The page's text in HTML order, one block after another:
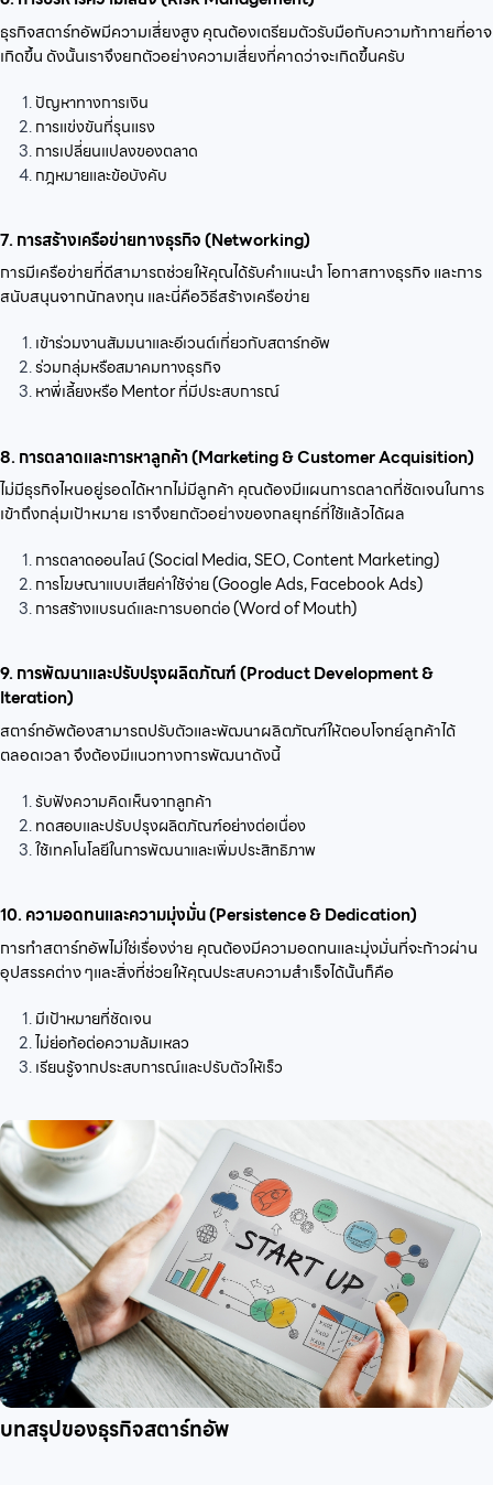
ธุรกิจสตาร์ทอัพมีความเสี่ยงสูง คุณต้องเตรียมตัวรับมือกับความท้าทายที่อาจ
เกิดขึ้น ดังนั้นเราจึงยกตัวอย่างความเสี่ยงที่คาดว่าจะเกิดขึ้นครับ
ปัญหาทางการเงิน
การแข่งขันที่รุนแรง
การเปลี่ยนแปลงของตลาด
กฎหมายและข้อบังคับ
7. การสร้างเครือข่ายทางธุรกิจ (Networking)
การมีเครือข่ายที่ดีสามารถช่วยให้คุณได้รับคำแนะนำ โอกาสทางธุรกิจ และการ
สนับสนุนจากนักลงทุน และนี่คือวิธีสร้างเครือข่าย
เข้าร่วมงานสัมมนาและอีเวนต์เกี่ยวกับสตาร์ทอัพ
ร่วมกลุ่มหรือสมาคมทางธุรกิจ
หาพี่เลี้ยงหรือ Mentor ที่มีประสบการณ์
8. การตลาดและการหาลูกค้า (Marketing & Customer Acquisition)
ไม่มีธุรกิจไหนอยู่รอดได้หากไม่มีลูกค้า คุณต้องมีแผนการตลาดที่ชัดเจนในการ
เข้าถึงกลุ่มเป้าหมาย เราจึงยกตัวอย่างของกลยุทธ์ที่ใช้แล้วได้ผล
การตลาดออนไลน์ (Social Media, SEO, Content Marketing)
การโฆษณาแบบเสียค่าใช้จ่าย (Google Ads, Facebook Ads)
การสร้างแบรนด์และการบอกต่อ (Word of Mouth)
9. การพัฒนาและปรับปรุงผลิตภัณฑ์ (Product Development &
Iteration)
สตาร์ทอัพต้องสามารถปรับตัวและพัฒนาผลิตภัณฑ์ให้ตอบโจทย์ลูกค้าได้
ตลอดเวลา จึงต้องมีแนวทางการพัฒนาดังนี้
รับฟังความคิดเห็นจากลูกค้า
ทดสอบและปรับปรุงผลิตภัณฑ์อย่างต่อเนื่อง
ใช้เทคโนโลยีในการพัฒนาและเพิ่มประสิทธิภาพ
10. ความอดทนและความมุ่งมั่น (Persistence & Dedication)
การทำสตาร์ทอัพไม่ใช่เรื่องง่าย คุณต้องมีความอดทนและมุ่งมั่นที่จะก้าวผ่าน
อุปสรรคต่าง ๆและสิ่งที่ช่วยให้คุณประสบความสำเร็จได้นั้นก็คือ
มีเป้าหมายที่ชัดเจน
ไม่ย่อท้อต่อความล้มเหลว
เรียนรู้จากประสบการณ์และปรับตัวให้เร็ว
บทสรุปของธุรกิจสตาร์ทอัพ